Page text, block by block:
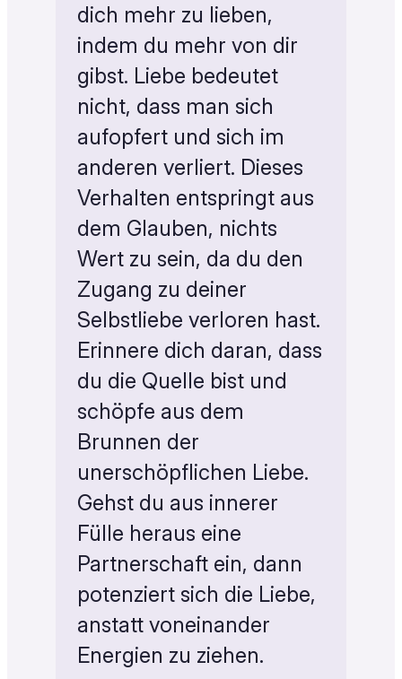
dich mehr zu lieben,
indem du mehr von dir
gibst. Liebe bedeutet
nicht, dass man sich
aufopfert und sich im
anderen verliert. Dieses
Verhalten entspringt aus
dem Glauben, nichts
Wert zu sein, da du den
Zugang zu deiner
Selbstliebe verloren hast.
Erinnere dich daran, dass
du die Quelle bist und
schöpfe aus dem
Brunnen der
unerschöpflichen Liebe.
Gehst du aus innerer
Fülle heraus eine
Partnerschaft ein, dann
potenziert sich die Liebe,
anstatt voneinander
Energien zu ziehen.